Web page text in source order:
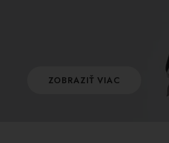
ZOBRAZIŤ VIAC